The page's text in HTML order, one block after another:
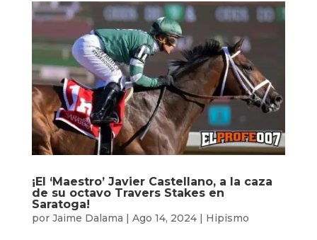
¡El ‘Maestro’ Javier Castellano, a la caza
de su octavo Travers Stakes en
Saratoga!
por Jaime Dalama | Ago 14, 2024| Hipismo